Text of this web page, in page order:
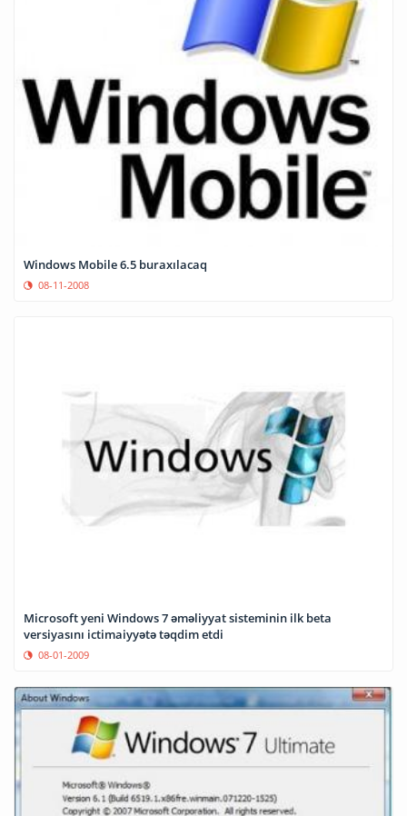
Windows Mobile 6.5 buraxılacaq
08-11-2008
Microsoft yeni Windows 7 əməliyyat sisteminin ilk beta
versiyasını ictimaiyyətə təqdim etdi
08-01-2009